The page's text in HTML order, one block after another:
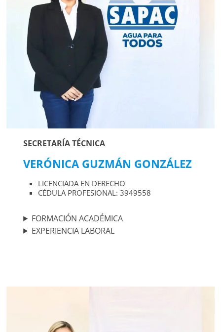
SECRETARÍA TÉCNICA
VERÓNICA GUZMÁN GONZÁLEZ
LICENCIADA EN DERECHO
CÉDULA PROFESIONAL: 3949558
FORMACIÓN ACADÉMICA
EXPERIENCIA LABORAL